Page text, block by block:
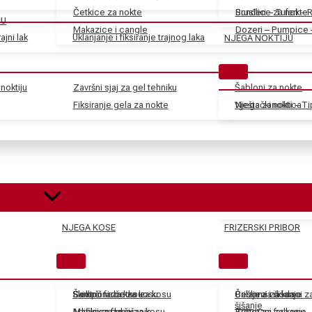
lak Uklanjanje i fiksiranje trajnog laka
Završni sjaj za gel tehniku
Fiksiranje gela za nokte
Šabloni za nokte
Vještački nokti –
Četkice za nokte
Makazice i cangle
Sunđeri – Tuferi –
Dozeri – Pumpice
Brusilice za nokte
NJEGA NOKTIJU
Njega zanoktica
Skidači farbe za kosu
Električne četke za kosu
Češljevi i dodaci
šišanje
NJEGA KOSE
Šamponi za kosu
Balzami za kosu
FRIZERSKI PRIBOR
Pribor za šišanje